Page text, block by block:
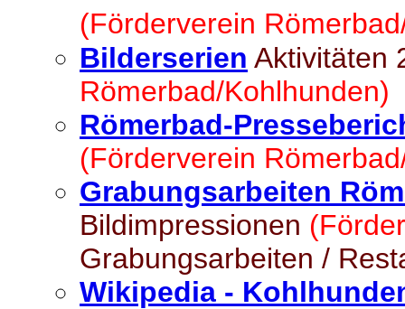
(Förderverein
Bilderserien Aktivitäten
Römerbad/Kohlhunden)
Römerbad-
(Förderverein
Grabungsarbeiten
Bildimpressionen
Grabungsarbeiten /
Wikipedia -